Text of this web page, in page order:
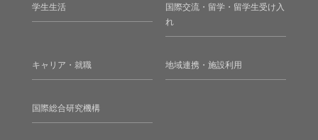
学生生活
国際交流・留学・留学生受け入
れ
キャリア・就職 地域連携・施設利用
国際総合研究機構